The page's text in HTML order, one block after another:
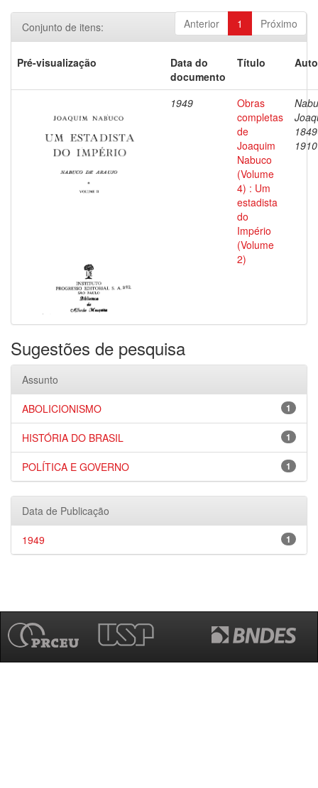
Anterior 1 Próximo
Conjunto de itens:
Pré-visualização
Data do
documento
Título
1949
Obras
completas
de
Joaquim
Nabuco
(Volume
4) : Um
estadista
do
Império
(Volume
2)
1910
Sugestões de pesquisa
Assunto
1
ABOLICIONISMO
1
HISTÓRIA DO BRASIL
1
POLÍTICA E GOVERNO
Data de Publicação
1
1949